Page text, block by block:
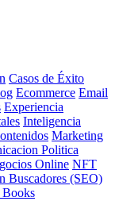
Casos de Éxito
Ecommerce Email
Experiencia
Inteligencia
Marketing
Politica
Online NFT
Buscadores (SEO)